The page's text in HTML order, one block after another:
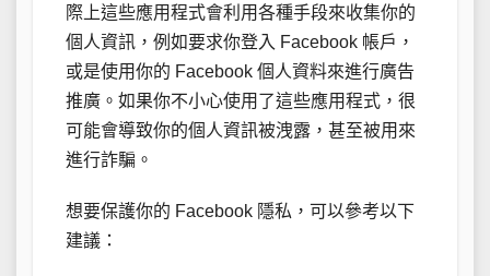
際上這些應用程式會利用各種手段來收集你的
個人資訊，例如要求你登入 Facebook 帳戶，
或是使用你的 Facebook 個人資料來進行廣告
推廣。如果你不小心使用了這些應用程式，很
可能會導致你的個人資訊被洩露，甚至被用來
進行詐騙。
想要保護你的 Facebook 隱私，可以參考以下
建議：